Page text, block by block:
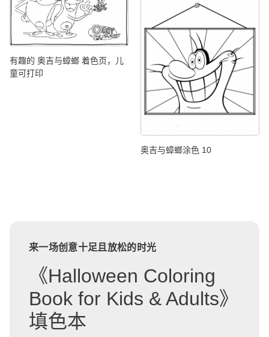
有趣的 奥吉与蟑螂 着色页，儿
童可打印
奥吉与蟑螂涂色 10
来一场创意十足且放松的时光
《Halloween Coloring
Book for Kids & Adults》
填色本